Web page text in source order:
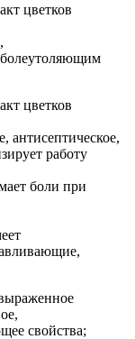
цветков
цветков
антисептическое,
работу
боли при
свойства;